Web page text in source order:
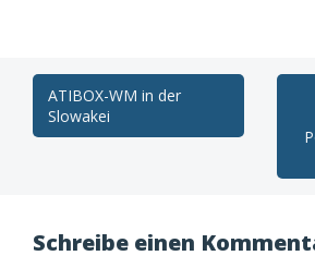
Post
navigation
ATIBOX-WM in der
Slowakei
Schreibe einen